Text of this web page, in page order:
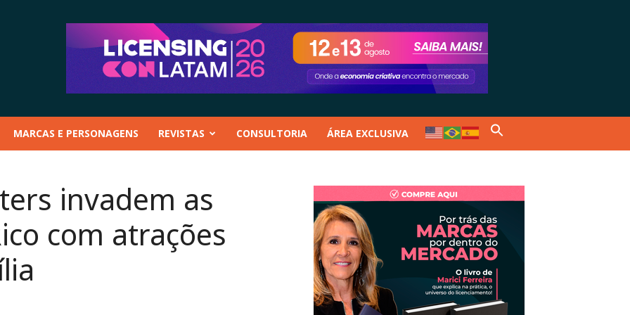
MARCAS E PERSONAGENS REVISTAS CONSULTORIA ÁREA EXCLUSIVA
invadem as
com atrações